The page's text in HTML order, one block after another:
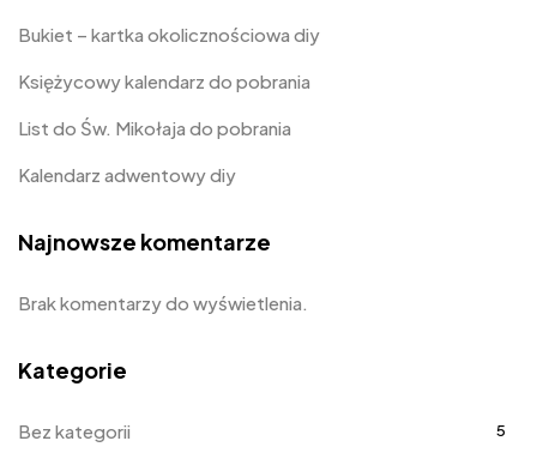
Bukiet – kartka okolicznościowa diy
Księżycowy kalendarz do pobrania
List do Św. Mikołaja do pobrania
Kalendarz adwentowy diy
Najnowsze komentarze
Brak komentarzy do wyświetlenia.
Kategorie
Bez kategorii 5